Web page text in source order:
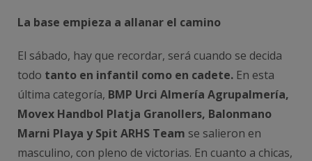
La base empieza a allanar el camino
El sábado, hay que recordar, será cuando se decida
todo tanto en infantil como en cadete. En esta
última categoría, BMP Urci Almería Agrupalmería,
Movex Handbol Platja Granollers, Balonmano
Marni Playa y Spit ARHS Team se salieron en
masculino, con pleno de victorias. En cuanto a chicas,